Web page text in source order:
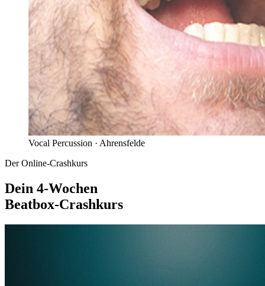
Vocal Percussion · Ahrensfelde
Der Online-Crashkurs
Dein 4-Wochen
Beatbox-Crashkurs